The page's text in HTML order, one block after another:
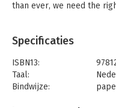
than ever, we need the
Soft skills are your
7 Skills for the Future
puts
own life,
enabling you to
and have a true sense of
Specificaties
ISBN13:
Taal:
Bindwijze: